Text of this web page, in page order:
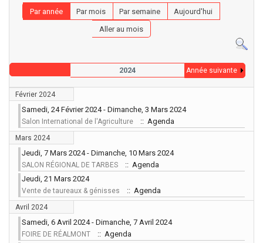
Par année Par mois Par semaine
Aujourd'hui
Aller au mois
2024 Année suivante
Février 2024
Samedi, 24 Février 2024 - Dimanche, 3 Mars 2024
Salon International de l'Agriculture :: Agenda
Mars 2024
Jeudi, 7 Mars 2024 - Dimanche, 10 Mars 2024
SALON RÉGIONAL DE TARBES
:: Agenda
Jeudi, 21 Mars 2024
Vente de taureaux & génisses :: Agenda
Avril 2024
Samedi, 6 Avril 2024 - Dimanche, 7 Avril 2024
FOIRE DE RÉALMONT
:: Agenda